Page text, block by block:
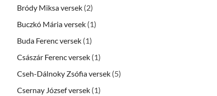
Bródy Miksa versek (2)
Buczkó Mária versek (1)
Buda Ferenc versek (1)
Császár Ferenc versek (1)
Cseh-Dálnoky Zsófia versek (5)
Csernay József versek (1)